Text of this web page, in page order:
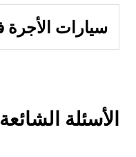
سيارات الأجرة
الأسئلة الشائعة